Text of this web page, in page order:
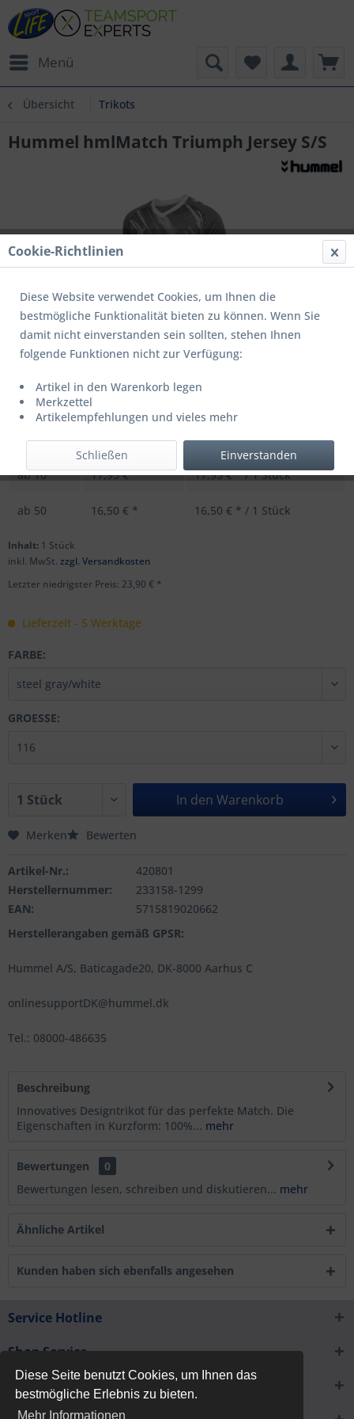
Diese Seite benutzt Cookies, um Ihnen das
bestmögliche Erlebnis zu bieten.
Mehr Informationen
Menü
Übersicht Trikots
Hummel hmlMatch Triumph Jersey S/S
UVP: 29,95 € *
Menge
Stückpreis
Grundpreis
bis9 23,90 € * 23,90 € * / 1 Stück
ab10 17,95 € * 17,95 € * / 1 Stück
ab 50 16,50 € * 16,50 € * / 1 Stück
Inhalt: 1 Stück
inkl. MwSt. zzgl. Versandkosten
Letzter niedrigster Preis: 23,90 € *
Lieferzeit - 5 Werktage
FARBE:
GROESSE:
In den Warenkorb
Merken Bewerten
Artikel-Nr.:
420801
Herstellernummer:
233158-1299
EAN:
5715819020662
Herstellerangaben gemäß GPSR:
Hummel A/S, Baticagade20, DK-8000 Aarhus C
onlinesupportDK@hummel.dk
Tel.: 08000-486635
Beschreibung
Innovatives Designtrikot für das perfekte Match. Die
Eigenschaften in Kurzform: 100%... mehr
Bewertungen
0
Bewertungen lesen, schreiben und diskutieren... mehr
Ähnliche Artikel
Kunden haben sich ebenfalls angesehen
Service Hotline
Shop Service
Informationen
Cookie-Richtlinien
Diese Website verwendet Cookies, um Ihnen die
bestmögliche Funktionalität bieten zu können. Wenn Sie
damit nicht einverstanden sein sollten, stehen Ihnen
folgende Funktionen nicht zur Verfügung:
Artikel in den Warenkorb legen
Merkzettel
Artikelempfehlungen und vieles mehr
Einverstanden
Schließen